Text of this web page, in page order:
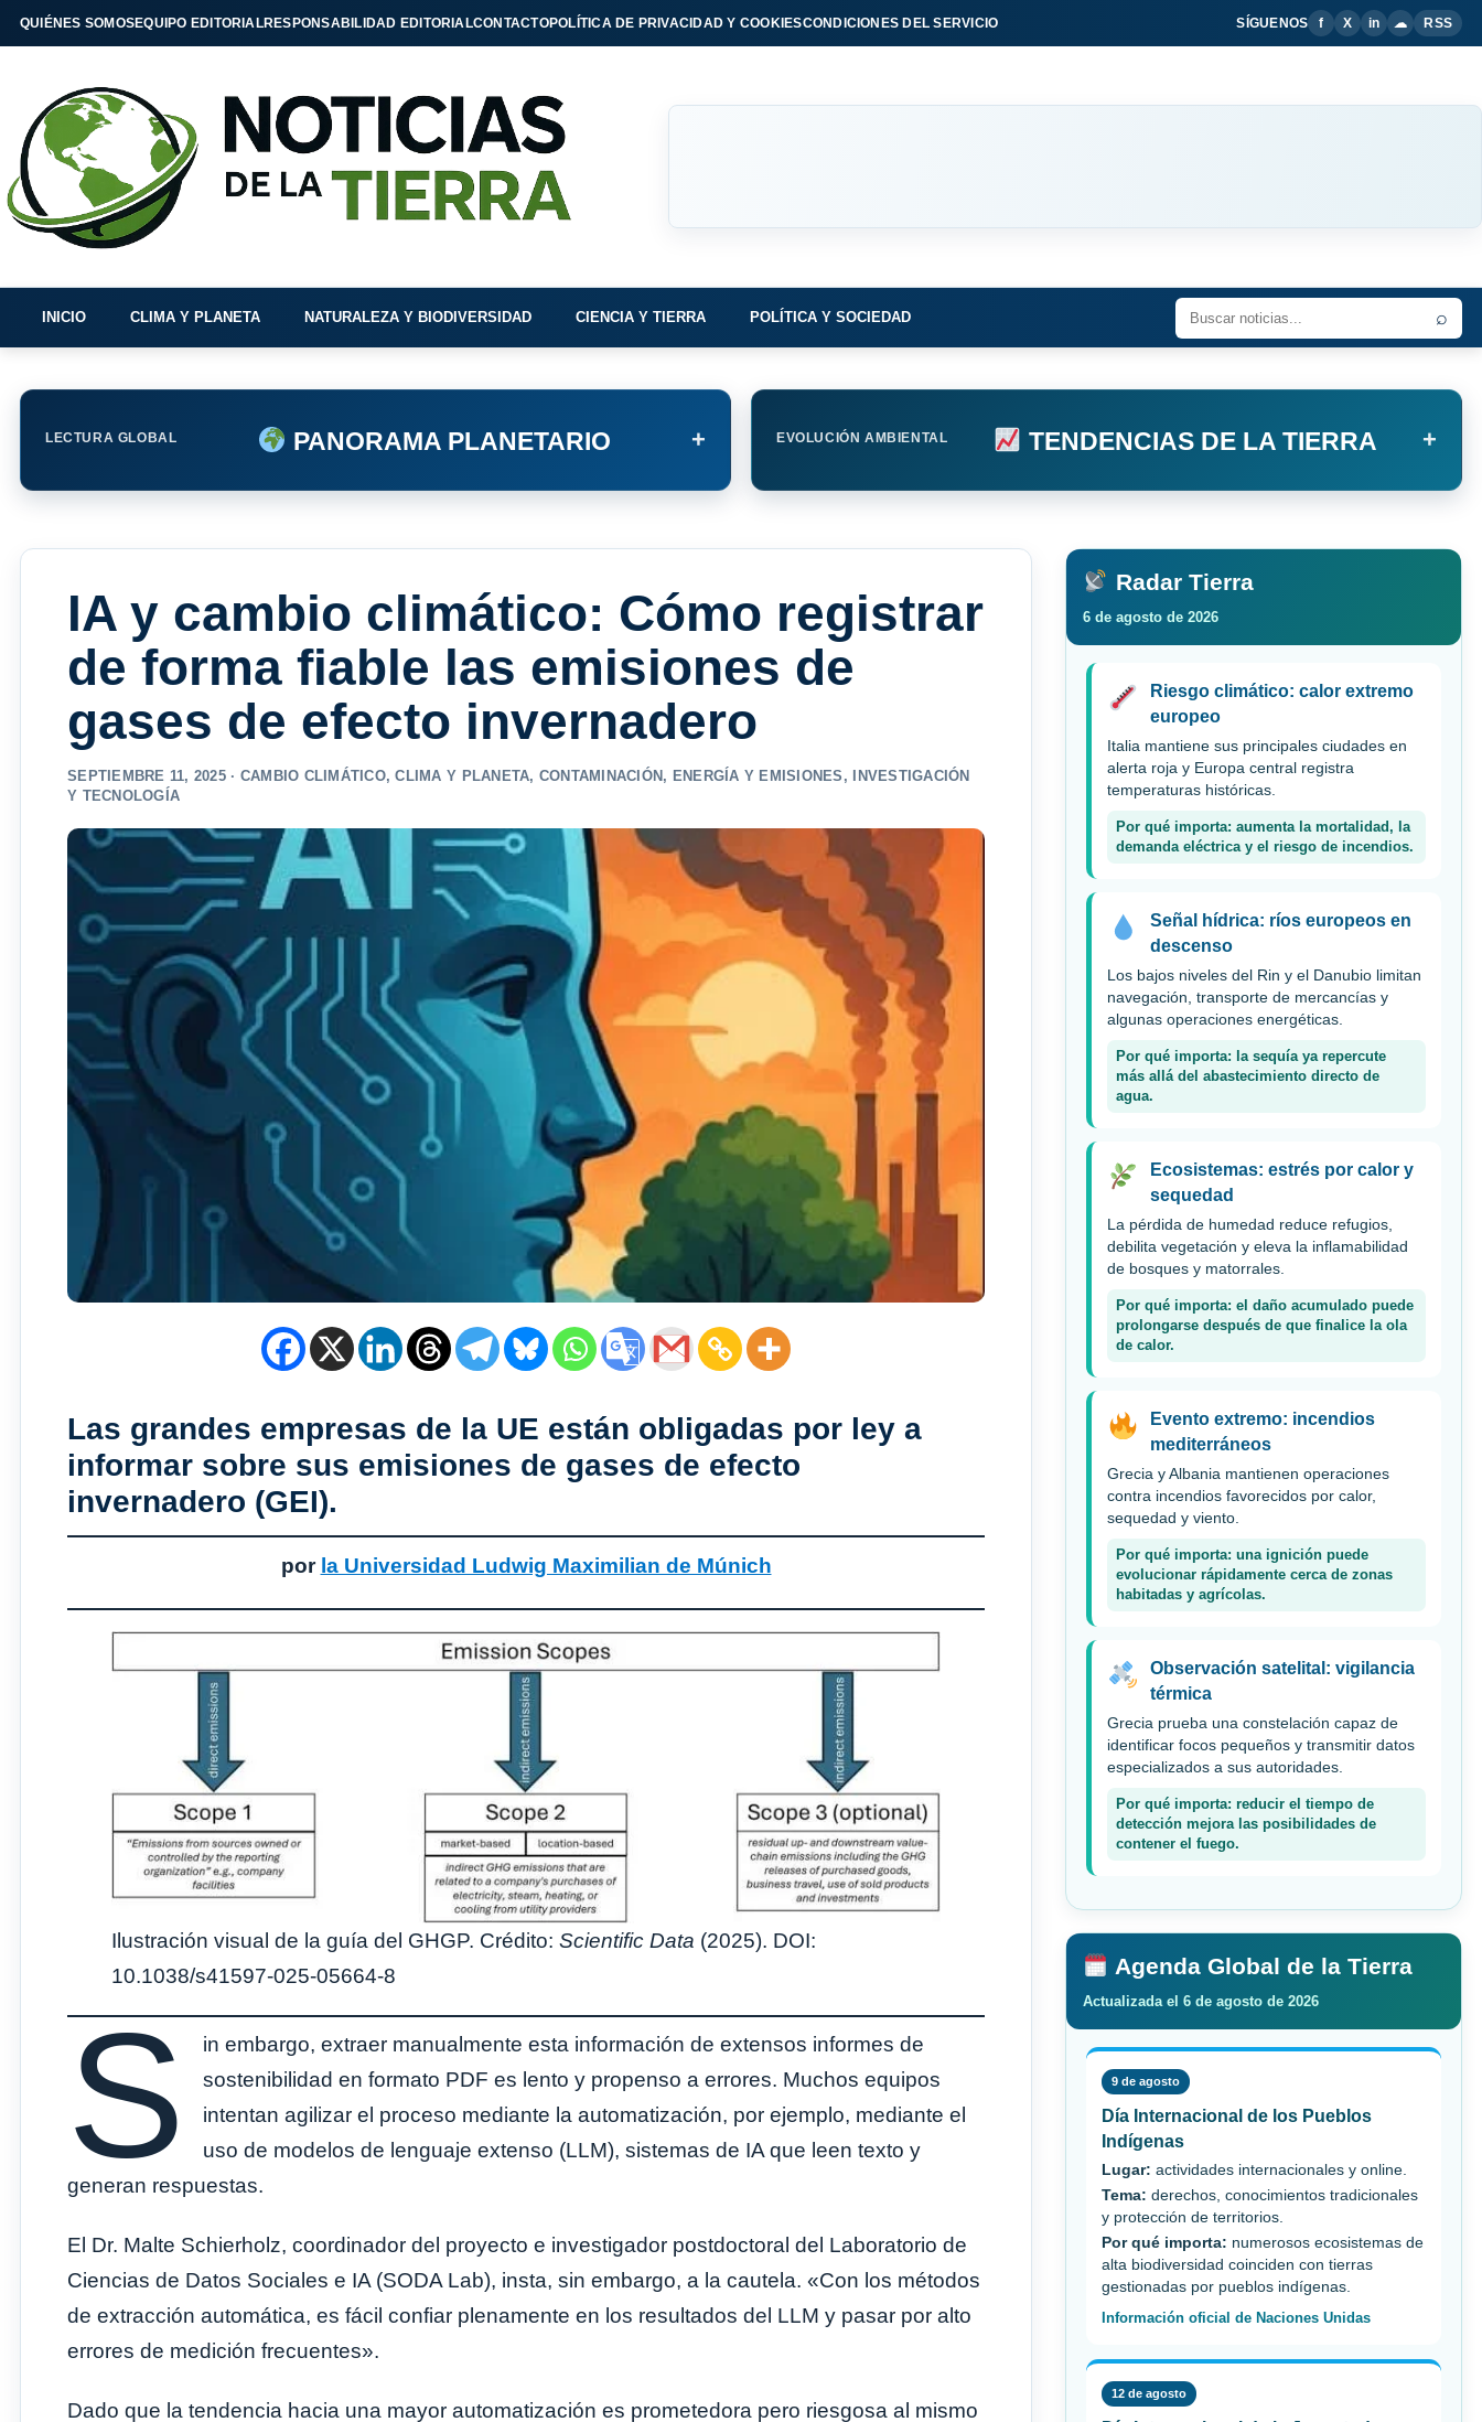
QUIÉNES SOMOSEQUIPO EDITORIALRESPONSABILIDAD EDITORIALCONTACTOPOLÍTICA DE PRIVACIDAD Y COOKIESCONDICIONES DEL SERVICIO SÍGUENOS f X in ☁ RSS
INICIO CLIMA Y PLANETA NATURALEZA Y BIODIVERSIDAD CIENCIA Y TIERRA POLÍTICA Y SOCIEDAD ⌕
LECTURA GLOBAL PANORAMA PLANETARIO + EVOLUCIÓN AMBIENTAL TENDENCIAS DE LA TIERRA +
IA y cambio climático: Cómo registrar
de forma fiable las emisiones de
gases de efecto invernadero
SEPTIEMBRE 11, 2025 · CAMBIO CLIMÁTICO,CLIMA Y PLANETA, CONTAMINACIÓN , ENERGÍA Y EMISIONES ,
INVESTIGACIÓN
Y TECNOLOGÍA
Las grandes empresas de la UE están obligadas por ley a
informar sobre sus emisiones de gases de efecto
invernadero (GEI).
por la Universidad Ludwig Maximilian de Múnich
Ilustración visual de la guía del GHGP. Crédito: Scientific Data (2025). DOI:
10.1038/s41597-025-05664-8
S
in embargo, extraer manualmente esta información de extensos informes de
sostenibilidad en formato PDF es lento y propenso a errores. Muchos equipos
intentan agilizar el proceso mediante la automatización, por ejemplo, mediante el
uso de modelos de lenguaje extenso (LLM), sistemas de IA que leen texto y
generan respuestas.
El Dr. Malte Schierholz, coordinador del proyecto e investigador postdoctoral del Laboratorio de
Ciencias de Datos Sociales e IA (SODA Lab), insta, sin embargo, a la cautela. «Con los métodos
de extracción automática, es fácil confiar plenamente en los resultados del LLM y pasar por alto
errores de medición frecuentes».
Dado que la tendencia hacia una mayor automatización es prometedora pero riesgosa al mismo
Radar Tierra
6 de agosto de 2026
Riesgo climático: calor extremo
europeo
Italia mantiene sus principales ciudades en
alerta roja y Europa central registra
temperaturas históricas.
Por qué importa: aumenta la mortalidad, la
demanda eléctrica y el riesgo de incendios.
Señal hídrica: ríos europeos en
descenso
Los bajos niveles del Rin y el Danubio limitan
navegación, transporte de mercancías y
algunas operaciones energéticas.
Por qué importa: la sequía ya repercute
más allá del abastecimiento directo de
agua.
Ecosistemas: estrés por calor y
sequedad
La pérdida de humedad reduce refugios,
debilita vegetación y eleva la inflamabilidad
de bosques y matorrales.
Por qué importa: el daño acumulado puede
prolongarse después de que finalice la ola
de calor.
Evento extremo: incendios
mediterráneos
Grecia y Albania mantienen operaciones
contra incendios favorecidos por calor,
sequedad y viento.
Por qué importa: una ignición puede
evolucionar rápidamente cerca de zonas
habitadas y agrícolas.
Observación satelital: vigilancia
térmica
Grecia prueba una constelación capaz de
identificar focos pequeños y transmitir datos
especializados a sus autoridades.
Por qué importa: reducir el tiempo de
detección mejora las posibilidades de
contener el fuego.
Agenda Global de la Tierra
Actualizada el 6 de agosto de 2026
9 de agosto
Día Internacional de los Pueblos
Indígenas
Lugar: actividades internacionales y online.
Tema: derechos, conocimientos tradicionales
y protección de territorios.
Por qué importa: numerosos ecosistemas de
alta biodiversidad coinciden con tierras
gestionadas por pueblos indígenas.
Información oficial de Naciones Unidas
12 de agosto